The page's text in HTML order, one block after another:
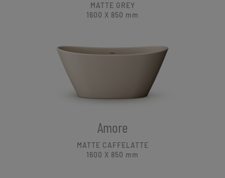
MATTE GREY
1600 X 850 mm
Amore
MATTE CAFFELATTE
1600 X 850 mm